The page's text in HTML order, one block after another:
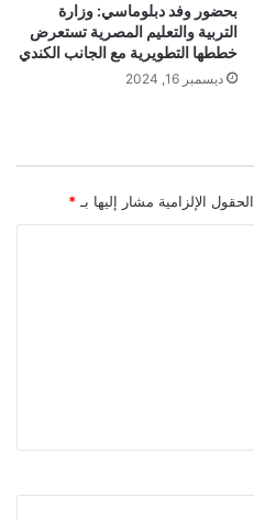
بحضور وفد دبلوماسي: وزارة
التربية والتعليم المصرية تستعرض
خططها التطويرية مع الجانب الكندي
ديسمبر 16, 2024
الحقول الإلزامية مشار إليها بـ *